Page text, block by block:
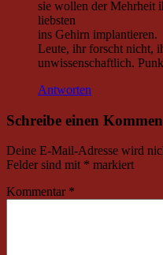
sie wollen der Mehrheit
liebsten
ins Gehirn implantieren.
Leute, ihr forscht nicht,
unwissenschaftlich.
Antworten
Schreibe einen
Deine E-Mail-Adresse wird
Felder sind mit * markiert
Kommentar *